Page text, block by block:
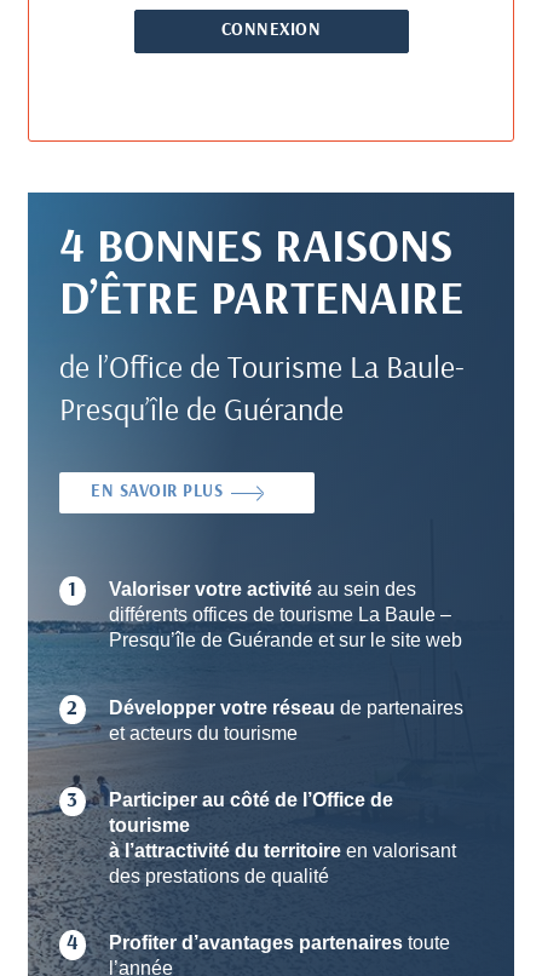
4 BONNES RAISONS
D’ÊTRE PARTENAIRE
de l’Office de Tourisme La Baule-
Presqu’île de Guérande
EN SAVOIR PLUS
1 Valoriser votre activité au sein des
différents offices de tourisme La Baule –
Presqu’île de Guérande et sur le site web
2 Développer votre réseau de partenaires
et acteurs du tourisme
3
Participer au côté de l’Office de
tourisme
à l’attractivité du territoire en valorisant
des prestations de qualité
4 Profiter d’avantages partenairestoute
l’année